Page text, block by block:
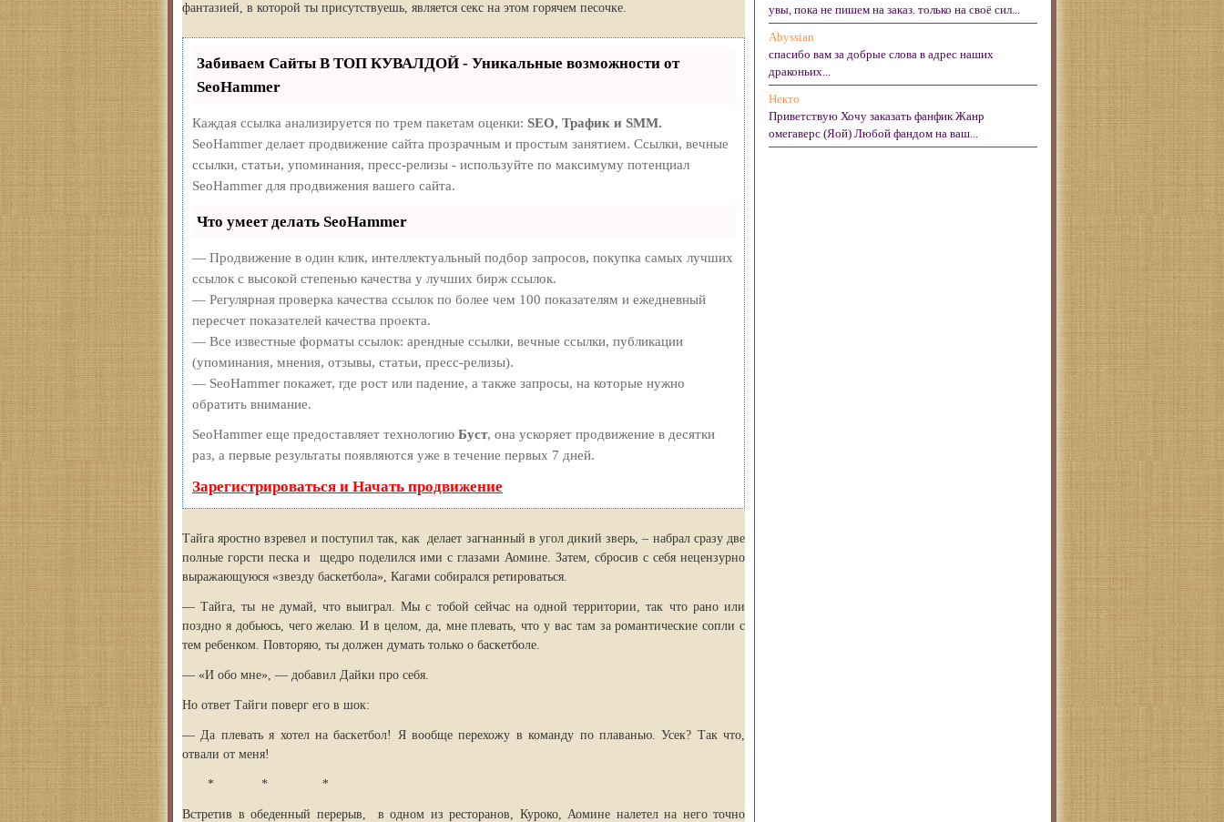
фантазией, в которой ты присутствуешь, является секс на этом горячем песочке.
Забиваем Сайты В ТОП КУВАЛДОЙ - Уникальные возможности от
SeoHammer
Каждая ссылка анализируется по трем пакетам оценки: SEO, Трафик и SMM.
SeoHammer делает продвижение сайта прозрачным и простым занятием. Ссылки, вечные
ссылки, статьи, упоминания, пресс-релизы - используйте по максимуму потенциал
SeoHammer для продвижения вашего сайта.
Что умеет делать SeoHammer
— Продвижение в один клик, интеллектуальный подбор запросов, покупка самых лучших
ссылок с высокой степенью качества у лучших бирж ссылок.
— Регулярная проверка качества ссылок по более чем 100 показателям и ежедневный
пересчет показателей качества проекта.
— Все известные форматы ссылок: арендные ссылки, вечные ссылки, публикации
(упоминания, мнения, отзывы, статьи, пресс-релизы).
— SeoHammer покажет, где рост или падение, а также запросы, на которые нужно
обратить внимание.
SeoHammer еще предоставляет технологию Буст, она ускоряет продвижение в десятки
раз, а первые результаты появляются уже в течение первых 7 дней.
Зарегистрироваться и Начать продвижение
Тайга яростно взревел и поступил так, как делает загнанный в угол дикий зверь, – набрал сразу две
полные горсти песка и щедро поделился ими с глазами Аомине. Затем, сбросив с себя нецензурно
выражающуюся «звезду баскетбола», Кагами собирался ретироваться.
— Тайга, ты не думай, что выиграл. Мы с тобой сейчас на одной территории, так что рано или
поздно я добьюсь, чего желаю. И в целом, да, мне плевать, что у вас там за романтические сопли с
тем ребенком. Повторяю, ты должен думать только о баскетболе.
— «И обо мне», — добавил Дайки про себя.
Но ответ Тайги поверг его в шок:
— Да плевать я хотел на баскетбол! Я вообще перехожу в команду по плаванью. Усек? Так что,
отвали от меня!
* * *
Встретив в обеденный перерыв, в одном из ресторанов, Куроко, Аомине налетел на него точно
увы, пока не пишем на заказ. только на своё сил...
Abyssian
спасибо вам за добрые слова в адрес наших
драконьих...
Некто
Приветствую Хочу заказать фанфик Жанр
омегаверс (Яой) Любой фандом на ваш...